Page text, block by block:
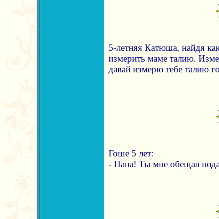
5-летняя Катюша, найдя
измерить маме талию.
давай измерю тебе талию
Гоше 5 лет:
- Папа! Ты мне обещал